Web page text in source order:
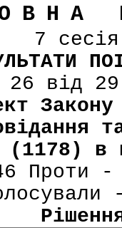
7
26 від
(1178) в
Проти -